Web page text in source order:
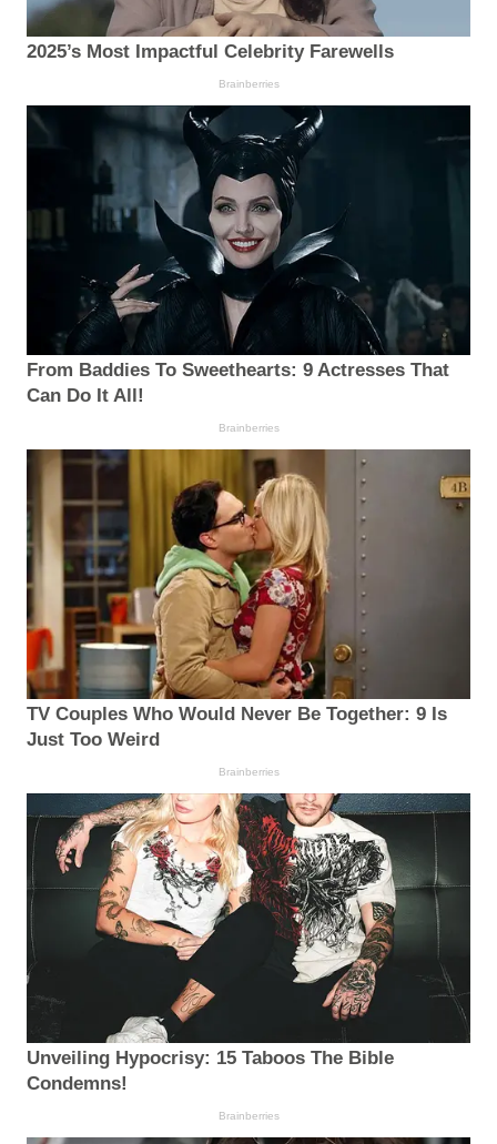
2025’s Most Impactful Celebrity Farewells
Brainberries
From Baddies To Sweethearts: 9 Actresses That
Can Do It All!
Brainberries
TV Couples Who Would Never Be Together: 9 Is
Just Too Weird
Brainberries
Unveiling Hypocrisy: 15 Taboos The Bible
Condemns!
Brainberries